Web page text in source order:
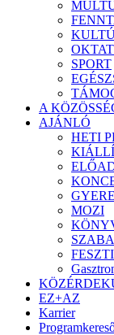
SPORT
A
AJÁNLÓ
HETI
MOZI
EZ+AZ
Karrier